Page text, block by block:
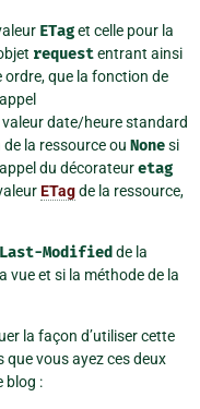
ETaget celle pour la
requestentrant ainsi
ordre, que la fonction de
date/heure standard
la ressource ou Nonesi
du décorateuretag
ETagde la ressource,
Last-Modified de la
vue et si la méthode de la
la façon d’utiliser cette
vous ayez ces deux
blog :